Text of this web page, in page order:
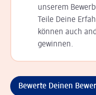
unserem
Teile Deine
können auch
gewinnen.
Bewerte Deinen